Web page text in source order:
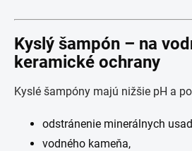
Kyslý šampón – na
keramické ochrany
Kyslé šampóny majú nižšie pH a
odstránenie minerálnych
vodného kameňa,